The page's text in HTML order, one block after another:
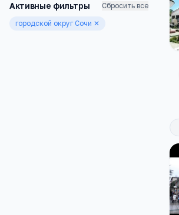
Активные фильтры
Сбросить все
городской округ Сочи ✕